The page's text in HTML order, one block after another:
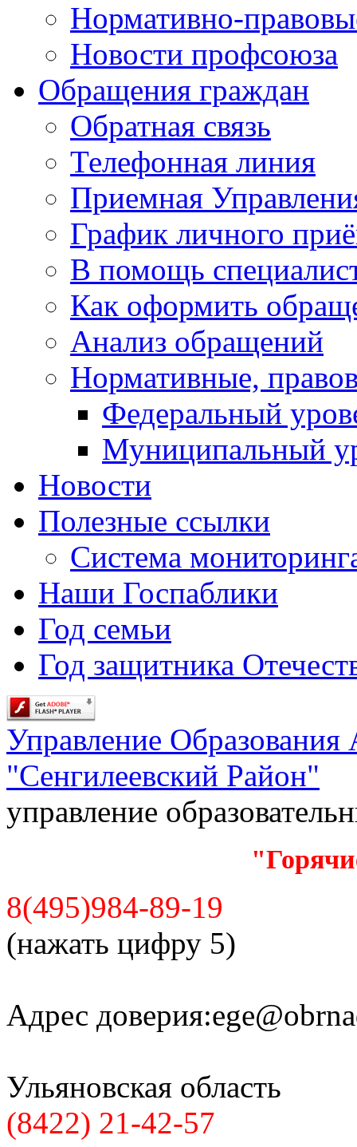
Нормативно-
Новости профсоюза
Обращения граждан
Обратная связь
Телефонная линия
Приемная
График личного
В помощь
Как оформить
Анализ обращений
Нормативные,
Федеральный
Муниципальный
Новости
Полезные ссылки
Система
Наши Госпаблики
Год семьи
Год защитника
Управление
"Сенгилеевский Район"
управление
8(495)984-89-19
(нажать цифру 5)
Адрес доверия:
Ульяновская область
(8422) 21-42-57